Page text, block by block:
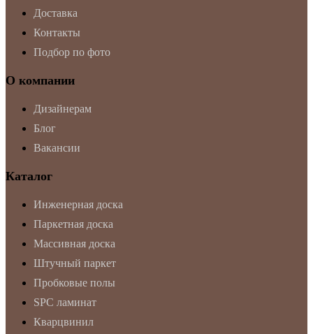
Доставка
Контакты
Подбор по фото
О компании
Дизайнерам
Блог
Вакансии
Каталог
Инженерная доска
Паркетная доска
Массивная доска
Штучный паркет
Пробковые полы
SPC ламинат
Кварцвинил